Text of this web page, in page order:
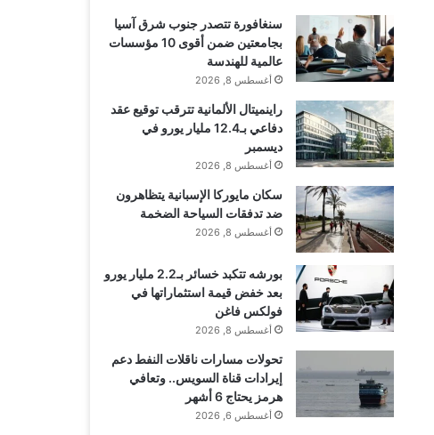
سنغافورة تتصدر جنوب شرق آسيا
بجامعتين ضمن أقوى 10 مؤسسات
عالمية للهندسة
أغسطس 8, 2026
راينميتال الألمانية تترقب توقيع عقد
دفاعي بـ12.4 مليار يورو في
ديسمبر
أغسطس 8, 2026
سكان مايوركا الإسبانية يتظاهرون
ضد تدفقات السياحة الضخمة
أغسطس 8, 2026
بورشه تتكبد خسائر بـ2.2 مليار يورو
بعد خفض قيمة استثماراتها في
فولكس فاغن
أغسطس 8, 2026
تحولات مسارات ناقلات النفط دعم
إيرادات قناة السويس.. وتعافي
هرمز يحتاج 6 أشهر
أغسطس 6, 2026